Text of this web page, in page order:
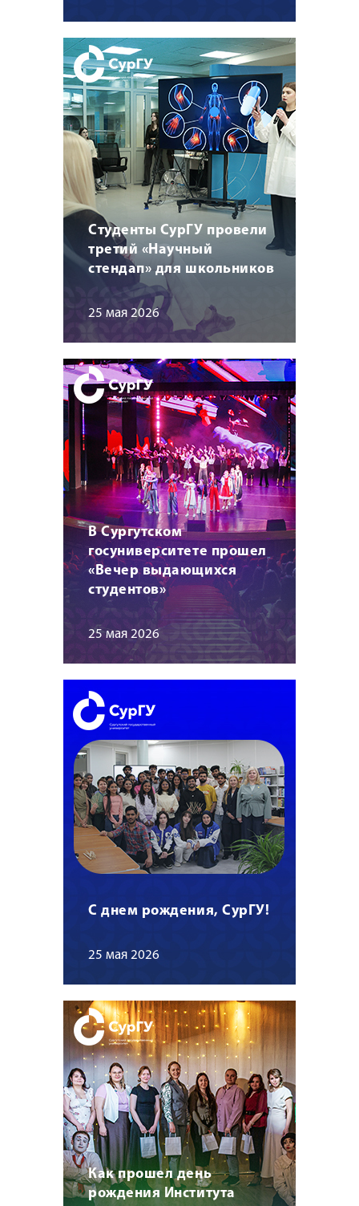
Студенты СурГУ провели
третий «Научный
стендап» для школьников
25 мая 2026
В Сургутском
госуниверситете прошел
«Вечер выдающихся
студентов»
25 мая 2026
С днем рождения, СурГУ!
25 мая 2026
Как прошел день
рождения Института